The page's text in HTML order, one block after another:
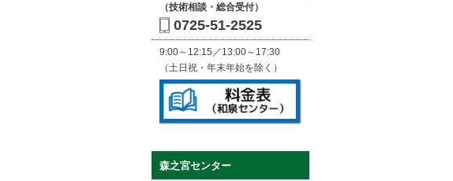
（技術相談・総合受付）
0725-51-2525
9:00～12:15／13:00～17:30
（土日祝・年末年始を除く）
森之宮センター